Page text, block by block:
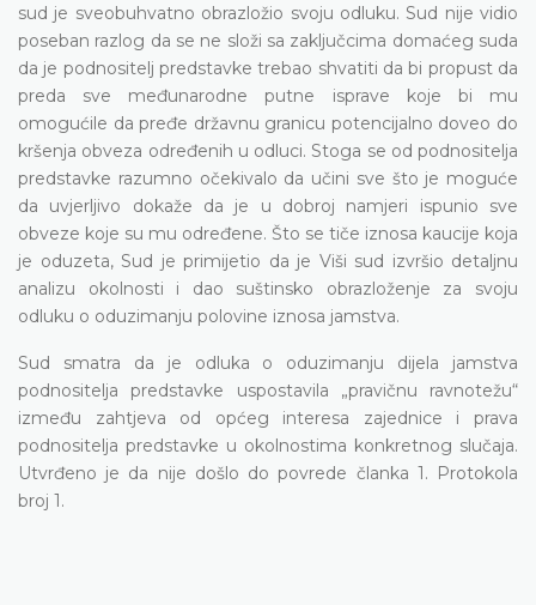
sud je sveobuhvatno obrazložio svoju odluku. Sud nije vidio
poseban razlog da se ne složi sa zaključcima domaćeg suda
da je podnositelj predstavke trebao shvatiti da bi propust da
preda sve međunarodne putne isprave koje bi mu
omogućile da pređe državnu granicu potencijalno doveo do
kršenja obveza određenih u odluci. Stoga se od podnositelja
predstavke razumno očekivalo da učini sve što je moguće
da uvjerljivo dokaže da je u dobroj namjeri ispunio sve
obveze koje su mu određene. Što se tiče iznosa kaucije koja
je oduzeta, Sud je primijetio da je Viši sud izvršio detaljnu
analizu okolnosti i dao suštinsko obrazloženje za svoju
odluku o oduzimanju polovine iznosa jamstva.
Sud smatra da je odluka o oduzimanju dijela jamstva
podnositelja predstavke uspostavila „pravičnu ravnotežu“
između zahtjeva od općeg interesa zajednice i prava
podnositelja predstavke u okolnostima konkretnog slučaja.
Utvrđeno je da nije došlo do povrede članka 1. Protokola
broj 1.